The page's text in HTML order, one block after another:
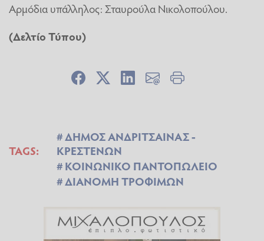
Αρμόδια υπάλληλος: Σταυρούλα Νικολοπούλου.
(Δελτίο Τύπου)
TAGS:
ΔΗΜΟΣ ΑΝΔΡΙΤΣΑΙΝΑΣ -
ΚΡΕΣΤΕΝΩΝ
ΚΟΙΝΩΝΙΚΟ ΠΑΝΤΟΠΩΛΕΙΟ
ΔΙΑΝΟΜΗ ΤΡΟΦΙΜΩΝ